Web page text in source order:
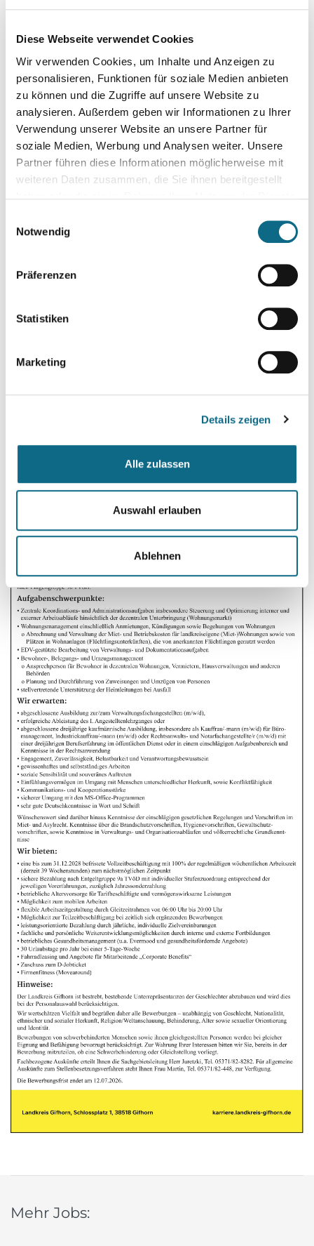
Diese Webseite verwendet Cookies
Wir verwenden Cookies, um Inhalte und Anzeigen zu
personalisieren, Funktionen für soziale Medien anbieten
zu können und die Zugriffe auf unsere Website zu
analysieren. Außerdem geben wir Informationen zu Ihrer
Verwendung unserer Website an unsere Partner für
soziale Medien, Werbung und Analysen weiter. Unsere
Partner führen diese Informationen möglicherweise mit
weiteren Daten zusammen, die Sie ihnen bereitgestellt
Notwendig
Präferenzen
Statistiken
Marketing
Details zeigen
Alle zulassen
Auswahl erlauben
Ablehnen
Bewerbungen – unabhängig von Geschlecht, Nationalität,
ethnischer und sozialer Herkunft, Religion/Weltanschauung,
Behinderung, Alter sowie sexueller Orientierung und Identität.
Bewerbungen von schwerbehinderten Menschen sowie ihnen
gleichgestellten Personen werden bei gleicher Eignung und
Befähigung bevorzugt berücksichtigt. Zur Wahrung Ihrer
Interessen bitten wir Sie, bereits in der Bewerbung mitzuteilen,
Fachbezogene Auskünfte erteilt Ihnen die Sachgebietsleitung
Stellenbesetzungsverfahren steht Ihnen Frau Martin, Tel.
Die Bewerbungsfrist endet am 12.07.2026.
Schlossplatz 1
Mehr Jobs: